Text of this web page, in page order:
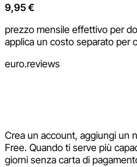
9,95 €
prezzo mensile effettivo per
applica un costo separato per
euro.reviews
Crea un account, aggiungi un
Free. Quando ti serve più
giorni senza carta di